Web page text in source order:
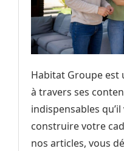
Habitat Groupe est
à travers ses
indispensables
construire votre
nos articles, vous